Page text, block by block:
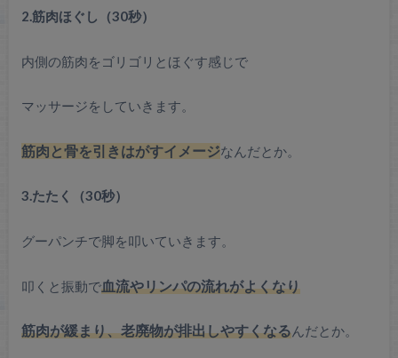
2.筋肉ほぐし（30秒）
内側の筋肉をゴリゴリとほぐす感じで
マッサージをしていきます。
筋肉と骨を引きはがすイメージなんだとか。
3.たたく（30秒）
グーパンチで脚を叩いていきます。
叩くと振動で血流やリンパの流れがよくなり
筋肉が緩まり、老廃物が排出しやすくなるんだとか。